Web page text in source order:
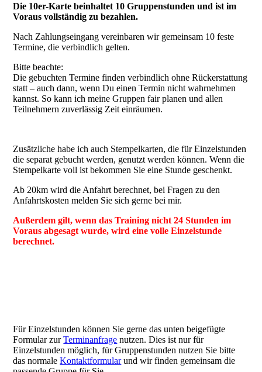
Die 10er-Karte beinhaltet 10 Gruppenstunden und ist im
Voraus vollständig zu bezahlen.
Nach Zahlungseingang vereinbaren wir gemeinsam 10 feste
Termine, die verbindlich gelten.
Bitte beachte:
Die gebuchten Termine finden verbindlich ohne Rückerstattung
statt – auch dann, wenn Du einen Termin nicht wahrnehmen
kannst. So kann ich meine Gruppen fair planen und allen
Teilnehmern zuverlässig Zeit einräumen.
Zusätzliche habe ich auch Stempelkarten, die für Einzelstunden
die separat gebucht werden, genutzt werden können. Wenn die
Stempelkarte voll ist bekommen Sie eine Stunde geschenkt.
Ab 20km wird die Anfahrt berechnet, bei Fragen zu den
Anfahrtskosten melden Sie sich gerne bei mir.
Außerdem gilt, wenn das Training nicht 24 Stunden im
Voraus abgesagt wurde, wird eine volle Einzelstunde
berechnet.
Für Einzelstunden können Sie gerne das unten beigefügte
Formular zurTerminanfrage nutzen. Dies ist nur für
Einzelstunden möglich, für Gruppenstunden nutzen Sie bitte
das normaleKontaktformularund wir finden gemeinsam die